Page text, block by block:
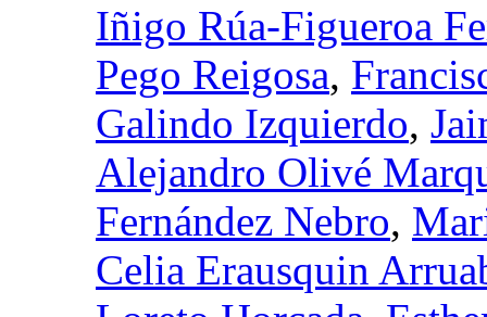
Iñigo Rúa-Figueroa
Pego Reigosa,
Galindo Izquierdo,
Alejandro Olivé
Fernández Nebro,
Celia Erausquin